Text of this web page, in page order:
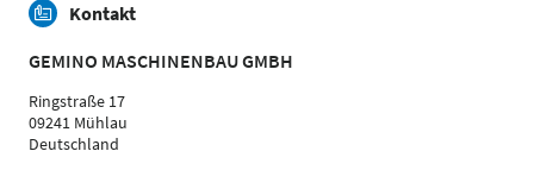
Kontakt
GEMINO MASCHINENBAU GMBH
Ringstraße 17
09241 Mühlau
Deutschland